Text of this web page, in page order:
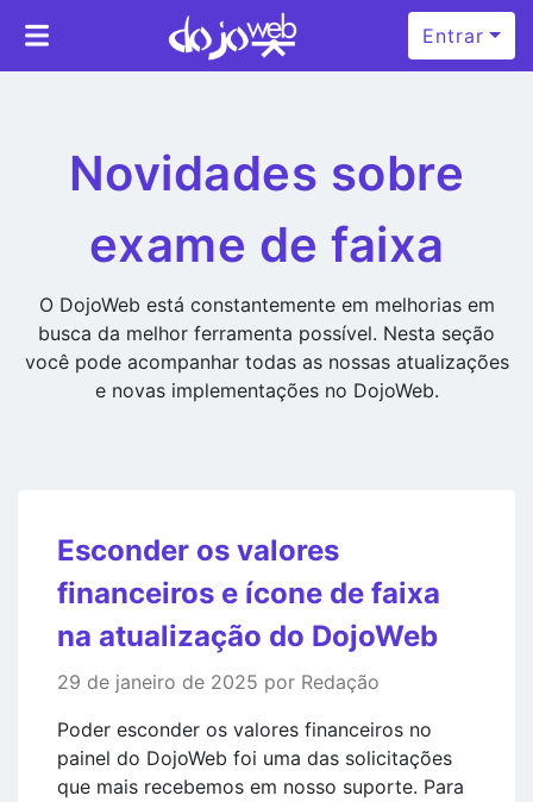
Entrar
Novidades sobre
exame de faixa
O DojoWeb está constantemente em melhorias em
busca da melhor ferramenta possível. Nesta seção
você pode acompanhar todas as nossas atualizações
e novas implementações no DojoWeb.
Esconder os valores
financeiros e ícone de faixa
na atualização do DojoWeb
29 de janeiro de 2025 por Redação
Poder esconder os valores financeiros no
painel do DojoWeb foi uma das solicitações
que mais recebemos em nosso suporte. Para